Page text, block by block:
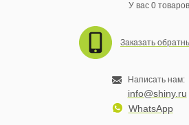
У вас 0 товаров
Заказать
Написать нам:
info@shiny.ru
WhatsApp